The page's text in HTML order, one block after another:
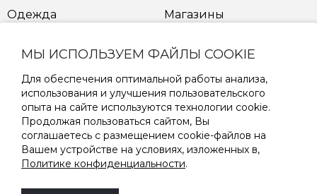
Одежда
Магазины
Как сделать заказ
Доставка товара
Возврат товара
Способы оплаты товара
Таблица размеров
МЫ ИСПОЛЬЗУЕМ ФАЙЛЫ COOKIE
Для обеспечения оптимальной работы анализа,
использования и улучшения пользовательского
опыта на сайте используются технологии cookie.
Продолжая пользоваться сайтом, Вы
соглашаетесь с размещением cookie-файлов на
Вашем устройстве на условиях, изложенных в,
Политике конфиденциальности.